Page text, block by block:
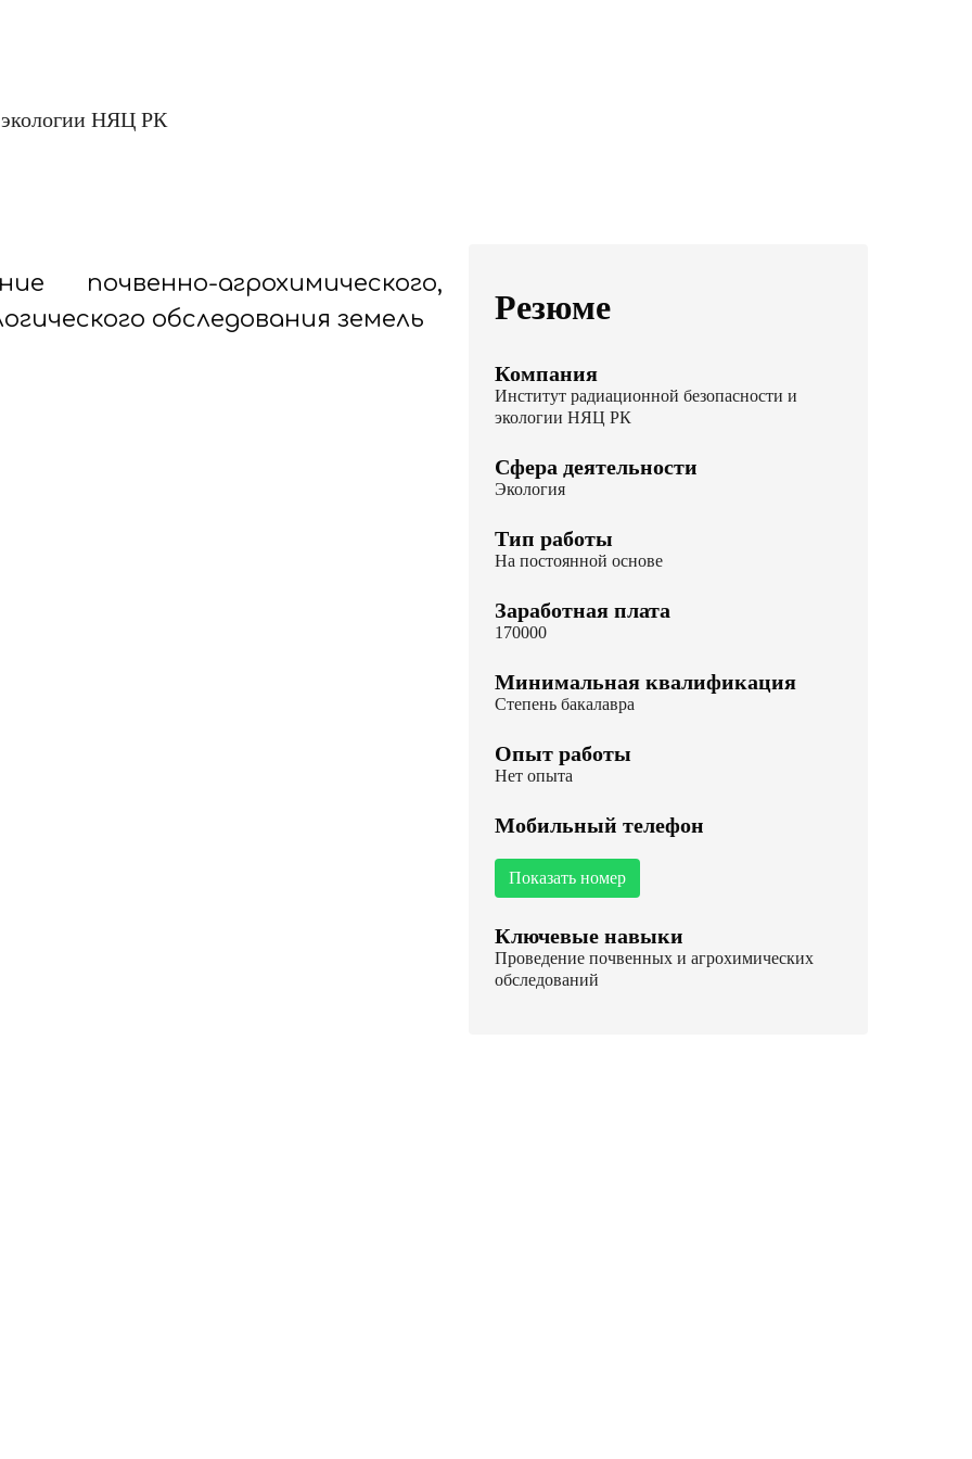
экологии НЯЦ РК
почвенно-агрохимического,
обследования земель
Резюме
Компания
Институт радиационной безопасности и
экологии НЯЦ РК
Сфера деятельности
Экология
Тип работы
На постоянной основе
Заработная плата
170000
Минимальная квалификация
Степень бакалавра
Опыт работы
Нет опыта
Мобильный телефон
Показать номер
Ключевые навыки
Проведение почвенных и агрохимических
обследований